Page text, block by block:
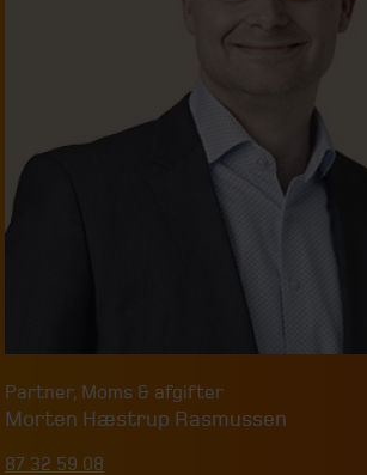
Partner, Moms & afgifter
Morten Hæstrup Rasmussen
87 32 59 08